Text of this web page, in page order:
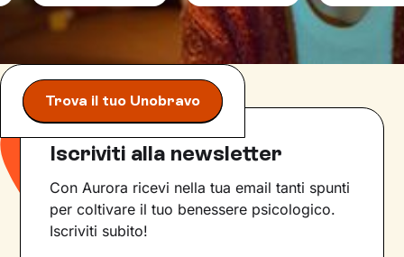
Trova il tuo Unobravo
Iscriviti alla newsletter
Con Aurora ricevi nella tua email tanti spunti
per coltivare il tuo benessere psicologico.
Iscriviti subito!